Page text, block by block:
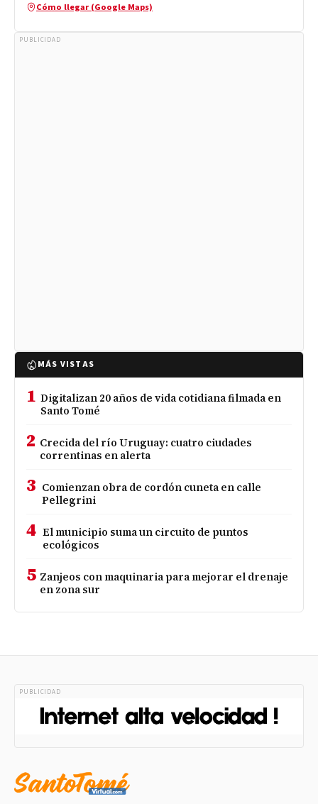
Cómo llegar (Google Maps)
PUBLICIDAD
MÁS VISTAS
1 Digitalizan 20 años de vida cotidiana filmada en
Santo Tomé
2 Crecida del río Uruguay: cuatro ciudades
correntinas en alerta
3 Comienzan obra de cordón cuneta en calle
Pellegrini
4 El municipio suma un circuito de puntos
ecológicos
5 Zanjeos con maquinaria para mejorar el drenaje
en zona sur
PUBLICIDAD